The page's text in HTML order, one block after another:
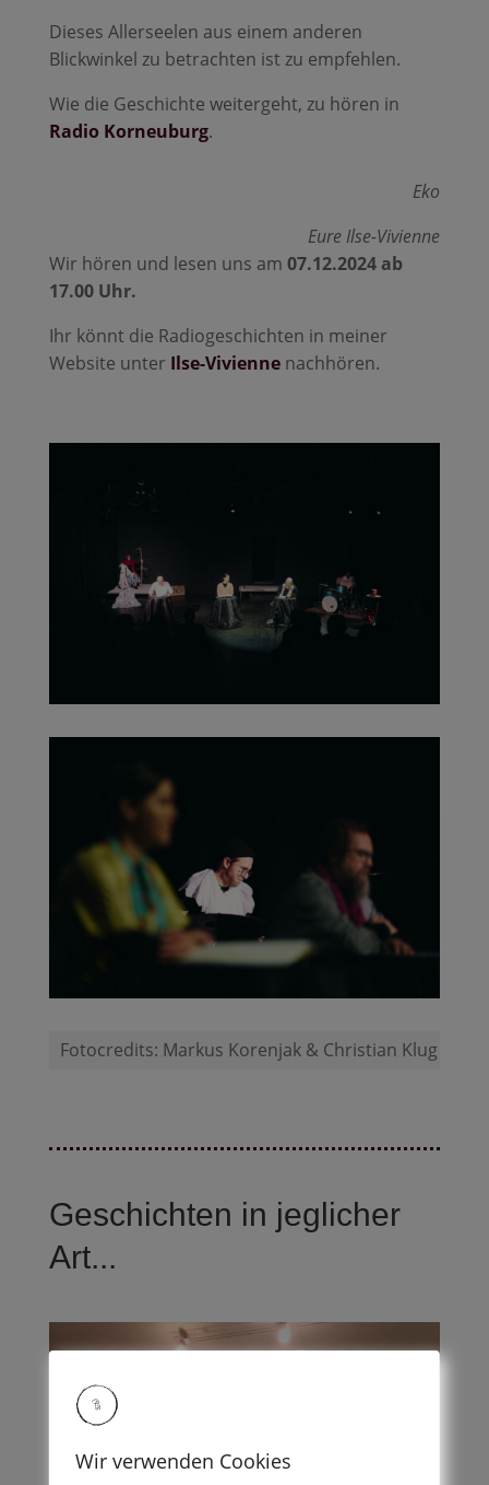
Dieses Allerseelen aus einem anderen
Blickwinkel zu betrachten ist zu empfehlen.
Wie die Geschichte weitergeht, zu hören in
Radio Korneuburg.
Eko
Eure Ilse-Vivienne
Wir hören und lesen uns am 07.12.2024 ab
17.00 Uhr.
Ihr könnt die Radiogeschichten in meiner
Website unter Ilse-Viviennenachhören.
Fotocredits: Markus Korenjak & Christian Klug
Geschichten in jeglicher
Art...
Wir verwenden Cookies